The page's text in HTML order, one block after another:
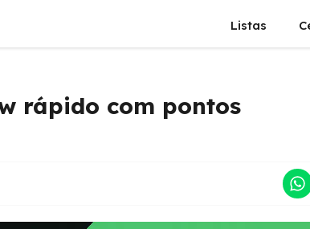
Listas
rápido com pontos